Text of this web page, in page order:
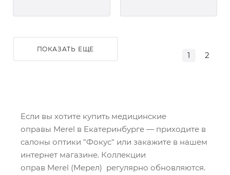
ПОКАЗАТЬ ЕЩЕ
1 2
Если вы хотите купить медицинские
оправы Merel в Екатеринбурге — приходите в
салоны оптики "Фокус" или закажите в нашем
интернет магазине. Коллекции
оправ Merel (Мерел) регулярно обновляются.